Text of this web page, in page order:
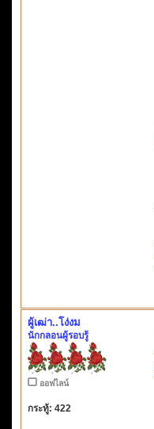
ผู้เฒ่า..โง่งม
นักกลอนผู้รอบรู้
ออฟไลน์
กระทู้: 422